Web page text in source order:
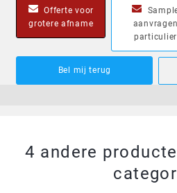
Offerte voor
grotere afname
aanvragen
particulier
Bel mij terug
4 andere